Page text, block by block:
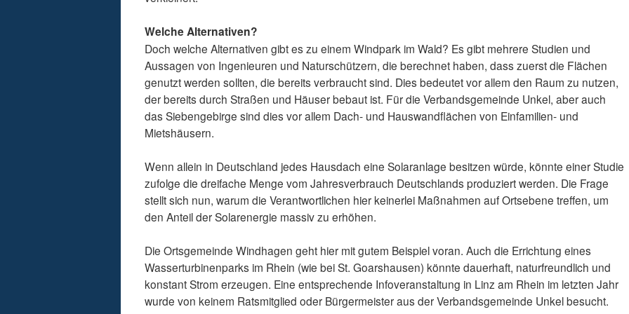
Welche Alternativen?
Doch welche Alternativen gibt es zu einem Windpark im Wald? Es gibt mehrere Studien und
Aussagen von Ingenieuren und Naturschützern, die berechnet haben, dass zuerst die Flächen
genutzt werden sollten, die bereits verbraucht sind. Dies bedeutet vor allem den Raum zu nutzen,
der bereits durch Straßen und Häuser bebaut ist. Für die Verbandsgemeinde Unkel, aber auch
das Siebengebirge sind dies vor allem Dach- und Hauswandflächen von Einfamilien- und
Mietshäusern.
Wenn allein in Deutschland jedes Hausdach eine Solaranlage besitzen würde, könnte einer Studie
zufolge die dreifache Menge vom Jahresverbrauch Deutschlands produziert werden. Die Frage
stellt sich nun, warum die Verantwortlichen hier keinerlei Maßnahmen auf Ortsebene treffen, um
den Anteil der Solarenergie massiv zu erhöhen.
Die Ortsgemeinde Windhagen geht hier mit gutem Beispiel voran. Auch die Errichtung eines
Wasserturbinenparks im Rhein (wie bei St. Goarshausen) könnte dauerhaft, naturfreundlich und
konstant Strom erzeugen. Eine entsprechende Infoveranstaltung in Linz am Rhein im letzten Jahr
wurde von keinem Ratsmitglied oder Bürgermeister aus der Verbandsgemeinde Unkel besucht.